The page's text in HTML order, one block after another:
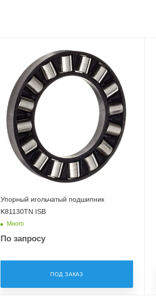
Упорный игольчатый подшипник
K81130TN ISB
Много
По запросу
ПОД ЗАКАЗ